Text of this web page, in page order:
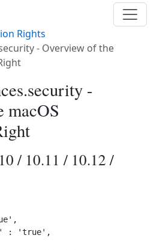
Rights
- Overview of the
-
macOS
/ 10.11 / 10.12 /
: 'true',